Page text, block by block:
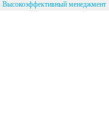
Высокоэффективный менеджмент